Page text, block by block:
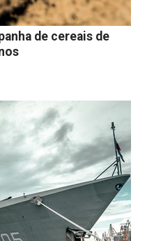
de cereais de